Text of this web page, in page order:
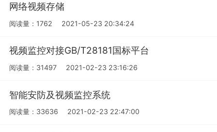
网络视频存储
阅读量：1762 2021-05-23 20:34:24
视频监控对接GB/T28181国标平台
阅读量：31497 2021-02-23 23:16:26
智能安防及视频监控系统
阅读量：33636 2021-02-23 22:47:00